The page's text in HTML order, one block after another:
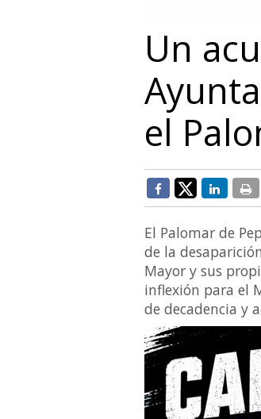
Un
el
El Palomar de
de la
Mayor y sus
inflexión para el
de decadencia y